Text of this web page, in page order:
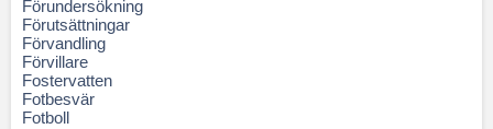
Förundersökning
Förutsättningar
Förvandling
Förvillare
Fostervatten
Fotbesvär
Fotboll